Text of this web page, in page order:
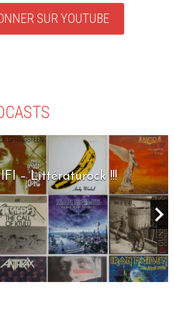
SUR YOUTUBE
– Littératurock !!!